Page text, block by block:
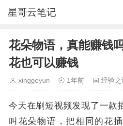
星哥云笔记
花朵物语，真能赚钱
花也可以赚钱
xinggeyun 1年前 经验之
今天在刷短视频发现了一款
叫花朵物语，把相同的花